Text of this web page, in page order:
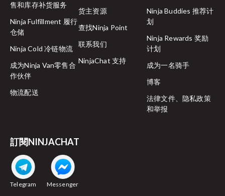
售和库存补货服务
Ninja Fulfillment 履行
仓储
Ninja Cold 冷链物流
成为Ninja Van零售合
作伙伴
物流配送
货主资源
查找Ninja Point
联系我们
NinjaChat 支持
Ninja Buddies 推荐计
划
Ninja Rewards 奖励
计划
成为一名骑手
博客
法律文件、隐私政策
和举报
訂閱NINJACHAT
Telegram Messenger